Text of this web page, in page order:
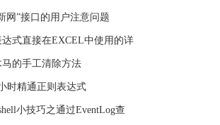
网”接口的用户注意问题
达式直接在EXCEL中使用的详
的手工清除方法
时精通正则表达式
小技巧之通过EventLog查